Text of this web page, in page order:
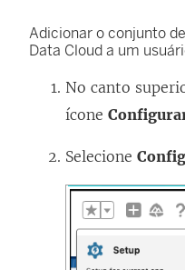
Adicionar o conjunto
Data Cloud a um
No canto
ícone
Selecione